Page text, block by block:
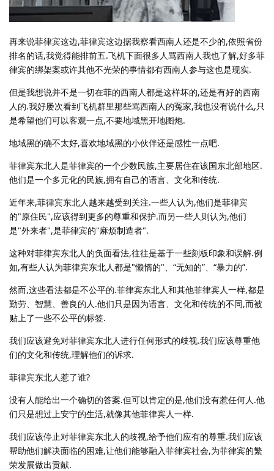
再来说菲律宾这边,菲律宾这边据我察看西南人还是不少的,依照省份
排名的话,我觉得能排前五.飞机下面很多人骂西南人我也了解,好多菲
律宾的绑架案或许其他不光荣的事情都有西南人参与这也是现实.
但是我想说并不是一切在菲的西南人都是这样坏的,还是有好的西南
人的.我好屡次看到飞机群里那些骂西南人的冤家,我也没有说什么,只
是希望他们可以客观一点,不要地域黑开地图炮.
地域黑的确不太好,喜欢地域黑的小伙伴还是感性一点吧.
菲律宾东北人是菲律宾的一个少数民族,主要居住在该国东北部地区.
他们是一个多元化的民族,拥有自己的语言、文化和传统.
近年来,菲律宾东北人越来越受到关注.一些人认为,他们是菲律宾
的"原住民",应该得到更多的尊重和保护.而另一些人则认为,他们
是"外来者",是菲律宾的"麻烦制造者".
这种对菲律宾东北人的负面看法,往往是基于一些刻板印象和误解.例
如,有些人认为菲律宾东北人都是"懒惰的"、“无知的”、“暴力的”.
然而,这些看法都是不公平的.菲律宾东北人和其他菲律宾人一样,都是
勤劳、智慧、善良的人.他们只是因为语言、文化和传统的不同,而被
贴上了一些不公平的标签.
我们应该避免对菲律宾东北人进行任何形式的歧视.我们应该尊重他
们的文化和传统,理解他们的诉求.
菲律宾东北人惹了谁?
没有人能给出一个确切的答案.但可以肯定的是,他们没有惹任何人.他
们只是想过上安宁的生活,就像其他菲律宾人一样.
我们应该停止对菲律宾东北人的歧视,给予他们应有的尊重.我们应该
帮助他们解决面临的困难,让他们能够融入菲律宾社会,为菲律宾的繁
荣发展做出贡献.